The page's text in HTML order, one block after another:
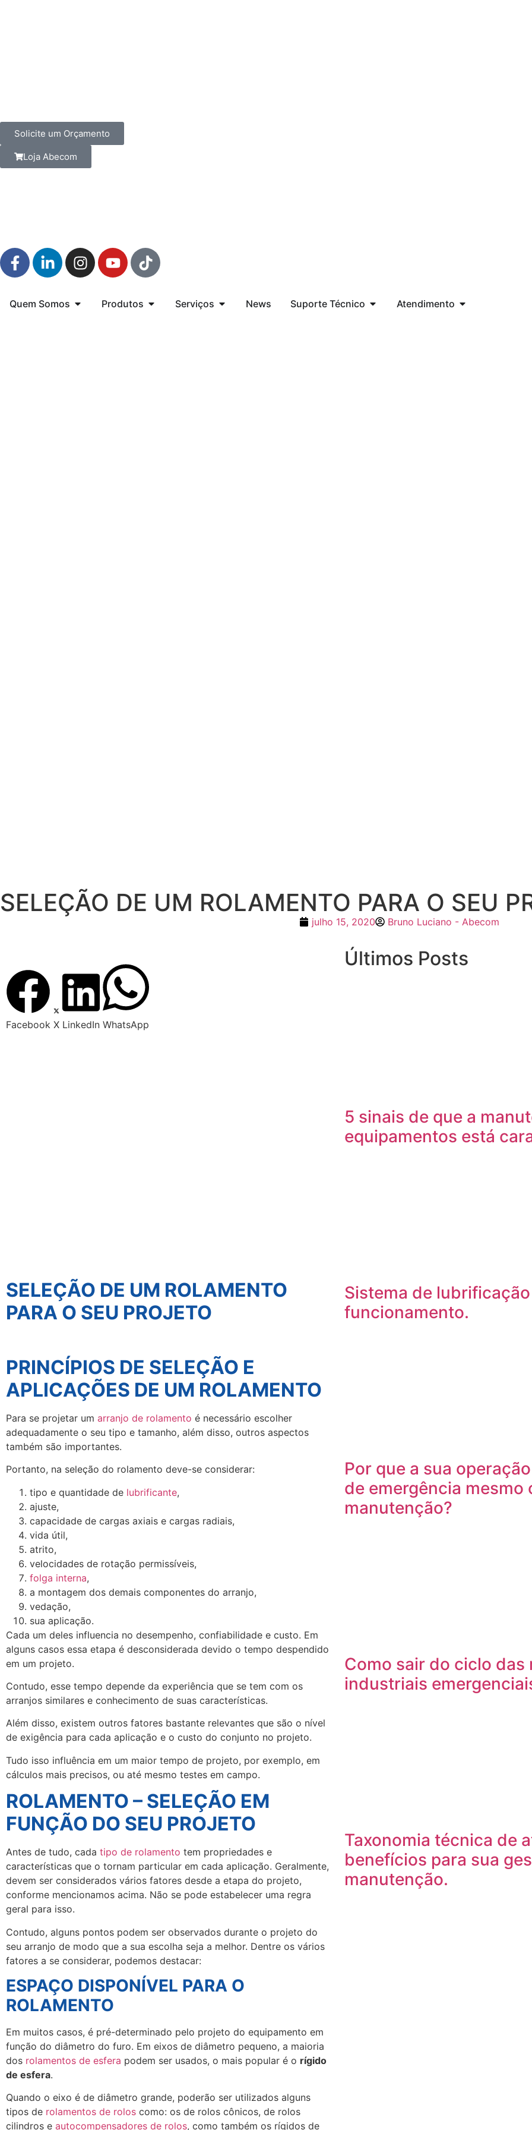
Solicite um Orçamento
Loja Abecom
Quem Somos Produtos Serviços News Suporte Técnico Atendimento
SELEÇÃO DE UM ROLAMENTO PARA O SEU
julho 15, 2020 Bruno Luciano - Abecom
Facebook X LinkedIn WhatsApp
SELEÇÃO DE UM ROLAMENTO
PARA O SEU PROJETO
PRINCÍPIOS DE SELEÇÃO E
APLICAÇÕES DE UM ROLAMENTO
Para se projetar um arranjo de rolamento é necessário escolher
adequadamente o seu tipo e tamanho, além disso, outros aspectos
também são importantes.
Portanto, na seleção do rolamento deve-se considerar:
tipo e quantidade de lubrificante,
ajuste,
capacidade de cargas axiais e cargas radiais,
vida útil,
atrito,
velocidades de rotação permissíveis,
folga interna,
a montagem dos demais componentes do arranjo,
vedação,
sua aplicação.
Cada um deles influencia no desempenho, confiabilidade e custo. Em
alguns casos essa etapa é desconsiderada devido o tempo despendido
em um projeto.
Contudo, esse tempo depende da experiência que se tem com os
arranjos similares e conhecimento de suas características.
Além disso, existem outros fatores bastante relevantes que são o nível
de exigência para cada aplicação e o custo do conjunto no projeto.
Tudo isso influência em um maior tempo de projeto, por exemplo, em
cálculos mais precisos, ou até mesmo testes em campo.
ROLAMENTO – SELEÇÃO EM
FUNÇÃO DO SEU PROJETO
Antes de tudo, cada tipo de rolamento tem propriedades e
características que o tornam particular em cada aplicação. Geralmente,
devem ser considerados vários fatores desde a etapa do projeto,
conforme mencionamos acima. Não se pode estabelecer uma regra
geral para isso.
Contudo, alguns pontos podem ser observados durante o projeto do
seu arranjo de modo que a sua escolha seja a melhor. Dentre os vários
fatores a se considerar, podemos destacar:
ESPAÇO DISPONÍVEL PARA O
ROLAMENTO
Em muitos casos, é pré-determinado pelo projeto do equipamento em
função do diâmetro do furo. Em eixos de diâmetro pequeno, a maioria
dos rolamentos de esfera podem ser usados, o mais popular é o rígido
de esfera.
Quando o eixo é de diâmetro grande, poderão ser utilizados alguns
tipos de rolamentos de rolos como: os de rolos cônicos, de rolos
cilindros e autocompensadores de rolos, como também os rígidos de
Últimos Posts
5 sinais de que a
equipamentos está
Sistema de
funcionamento.
Por que a sua
de emergência mesmo
manutenção?
Como sair do ciclo das
industriais
Taxonomia técnica de
benefícios para sua
manutenção.